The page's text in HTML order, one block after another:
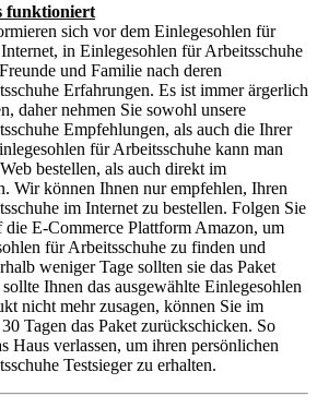
funktioniert
sich vor dem Einlegesohlen für
in Einlegesohlen für Arbeitsschuhe
und Familie nach deren
Erfahrungen. Es ist immer ärgerlich
daher nehmen Sie sowohl unsere
Empfehlungen, als auch die Ihrer
für Arbeitsschuhe kann man
bestellen, als auch direkt im
Wir können Ihnen nur empfehlen, Ihren
im Internet zu bestellen. Folgen Sie
die E-Commerce Plattform Amazon, um
für Arbeitsschuhe zu finden und
weniger Tage sollten sie das Paket
Ihnen das ausgewählte Einlegesohlen
nicht mehr zusagen, können Sie im
Tagen das Paket zurückschicken. So
Haus verlassen, um ihren persönlichen
Testsieger zu erhalten.